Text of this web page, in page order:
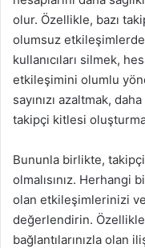
olur. Özellikle, bazı
olumsuz
kullanıcıları silmek,
etkileşimini olumlu
sayınızı azaltmak,
takipçi kitlesi
Bununla birlikte,
olmalısınız. Herhangi
olan etkileşimlerinizi ve
değerlendirin.
bağlantılarınızla olan